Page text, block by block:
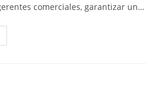
comerciales, garantizar un…